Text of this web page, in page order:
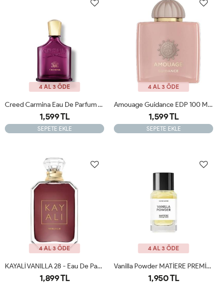
4 AL 3 ÖDE
Creed Carmina Eau De Parfum Woman Tester
1,599 TL
SEPETE EKLE
4 AL 3 ÖDE
Amouage Guidance EDP 100 Ml Tester
1,599 TL
SEPETE EKLE
4 AL 3 ÖDE
KAYALİ VANILLA 28 - Eau De Parfum Orijinal Tester
1,899 TL
4 AL 3 ÖDE
Vanilla Powder MATİERE PREMİERE 100ml Tester
1,950 TL